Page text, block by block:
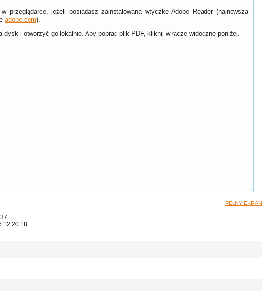
przeglądarce, jeżeli posiadasz zainstalowaną wtyczkę Adobe Reader (najnowsza
adobe.com).
dysk i otworzyć go lokalnie. Aby pobrać plik PDF, kliknij w łącze widoczne poniżej.
PEŁNY EKRAN
12:20:18